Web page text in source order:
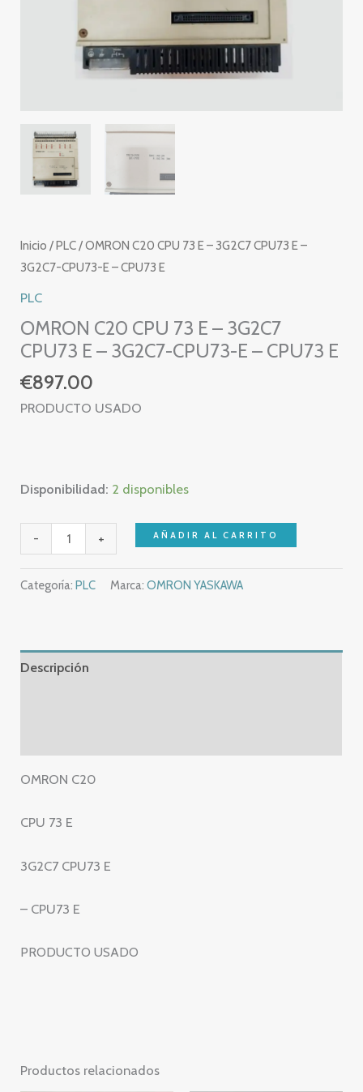
Inicio /PLC/ OMRON C20 CPU 73 E – 3G2C7 CPU73 E –
3G2C7-CPU73-E – CPU73 E
PLC
OMRON C20 CPU 73 E – 3G2C7
CPU73 E – 3G2C7-CPU73-E – CPU73 E
€897.00
PRODUCTO USADO
Disponibilidad: 2 disponibles
-
OMRON
C20
CPU
3G2C7
3G2C7-
CPU73-
–
E
+ AÑADIR AL CARRITO
Categoría:PLC Marca:OMRON YASKAWA
Descripción
OMRON C20
CPU 73 E
3G2C7 CPU73 E
– CPU73 E
PRODUCTO USADO
Productos relacionados